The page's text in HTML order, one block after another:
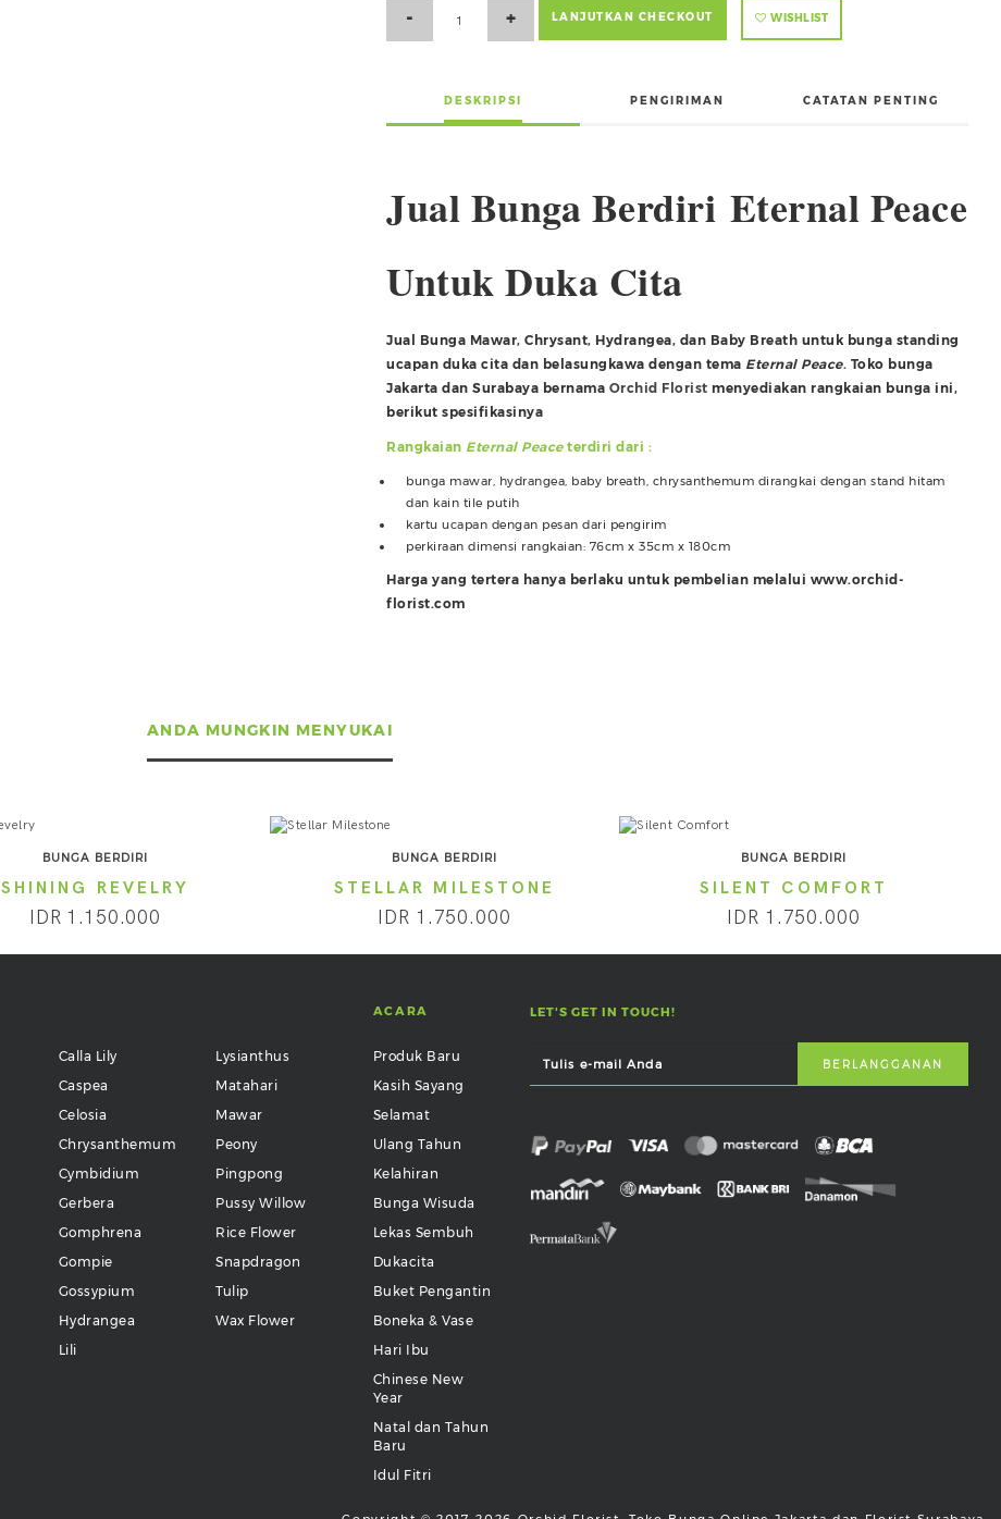
- + LANJUTKAN CHECKOUT WISHLIST
DESKRIPSI PENGIRIMAN CATATAN PENTING
Jual Bunga Berdiri Eternal Peace
Untuk Duka Cita
Jual Bunga Mawar, Chrysant, Hydrangea, dan Baby Breath untuk bunga standing
ucapan duka cita dan belasungkawa dengan tema Eternal Peace. Toko bunga
Jakarta dan Surabaya bernama Orchid Florist menyediakan rangkaian bunga ini,
berikut spesifikasinya
Rangkaian Eternal Peaceterdiri dari :
bunga mawar, hydrangea, baby breath, chrysanthemum dirangkai dengan stand hitam
dan kain tile putih
kartu ucapan dengan pesan dari pengirim
perkiraan dimensi rangkaian: 76cm x 35cm x 180cm
Harga yang tertera hanya berlaku untuk pembelian melalui www.orchid-
florist.com
ANDA MUNGKIN MENYUKAI
BUNGA BERDIRI
SHINING REVELRY
IDR 1.150.000
BUNGA BERDIRI
STELLAR MILESTONE
IDR 1.750.000
BUNGA BERDIRI
SILENT COMFORT
IDR 1.750.000
Calla Lily
Caspea
Celosia
Chrysanthemum
Cymbidium
Gerbera
Gomphrena
Gompie
Gossypium
Hydrangea
Lili
Lysianthus
Matahari
Mawar
Peony
Pingpong
Pussy Willow
Rice Flower
Snapdragon
Tulip
Wax Flower
ACARA
Produk Baru
Kasih Sayang
Selamat
Ulang Tahun
Kelahiran
Bunga Wisuda
Lekas Sembuh
Dukacita
Buket Pengantin
Boneka & Vase
Hari Ibu
Chinese New
Year
Natal dan Tahun
Baru
Idul Fitri
LET'S GET IN TOUCH!